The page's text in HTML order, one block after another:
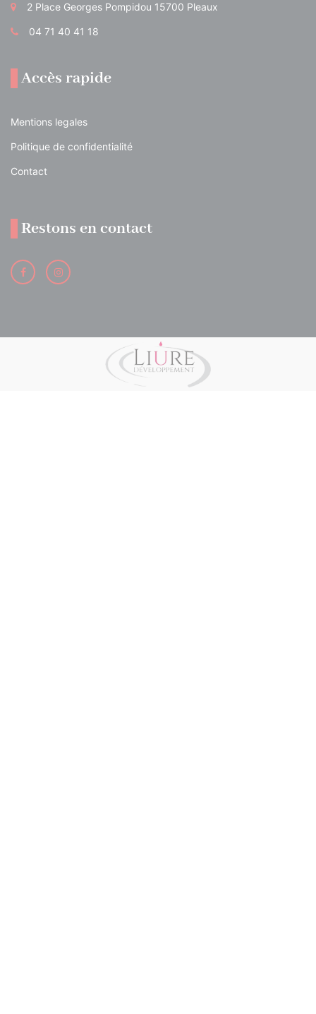
2 Place Georges Pompidou 15700 Pleaux
04 71 40 41 18
Accès rapide
Mentions legales
Politique de confidentialité
Contact
Restons en contact